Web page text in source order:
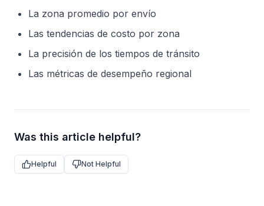
La zona promedio por envío
Las tendencias de costo por zona
La precisión de los tiempos de tránsito
Las métricas de desempeño regional
Was this article helpful?
Helpful Not Helpful